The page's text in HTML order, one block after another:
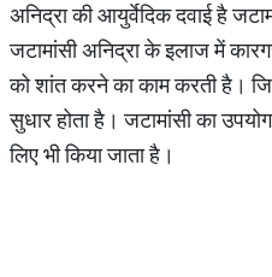
​अनिद्रा की आयुर्वेदिक दवाई है
जटामांसी अनिद्रा के इलाज में
को शांत करने का काम करती है।
सुधार होता है। जटामांसी का
लिए भी किया जाता है।